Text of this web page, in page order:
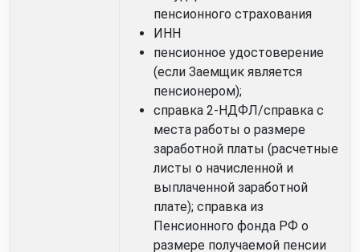
пенсионного страхования
ИНН
пенсионное удостоверение
(если Заемщик является
пенсионером);
справка 2-НДФЛ/справка с
места работы о размере
заработной платы (расчетные
листы о начисленной и
выплаченной заработной
плате); справка из
Пенсионного фонда РФ о
размере получаемой пенсии